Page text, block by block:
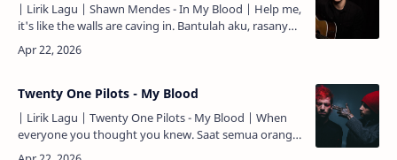
| Lirik Lagu | Shawn Mendes - In My Blood | Help me,
it's like the walls are caving in. Bantulah aku, rasanya
seakan dinding-dinding ambruk. Sometimes I feel l…
Twenty One Pilots - My Blood
| Lirik Lagu | Twenty One Pilots - My Blood | When
everyone you thought you knew. Saat semua orang
yang kau pikir kau kenal. Deserts your fight, I'll go w…